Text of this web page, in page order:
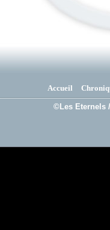
Accueil
©Les Eternels